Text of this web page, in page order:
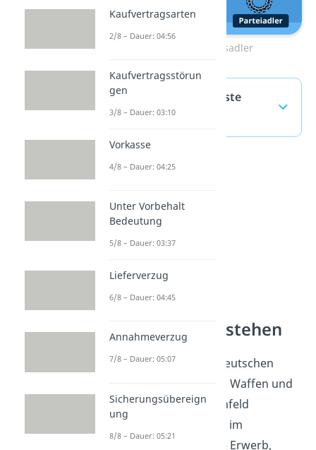
Zum Video: Reichsadler
Schlagring — häufigste
Fragen(ausklappen)
Waffenrecht verstehen
Ein Schlagring zählt im deutschen
Recht zu den verbotenen Waffen und
gehört damit ins Themenfeld
Waffenrecht. Du ordnest im
Waffenrecht Begriffe wie Erwerb,
Kaufvertragsarten
2/8 – Dauer: 04:56
Kaufvertragsstörun
gen
3/8 – Dauer: 03:10
Vorkasse
4/8 – Dauer: 04:25
Unter Vorbehalt
Bedeutung
5/8 – Dauer: 03:37
Lieferverzug
6/8 – Dauer: 04:45
Annahmeverzug
7/8 – Dauer: 05:07
Sicherungsübereign
ung
8/8 – Dauer: 05:21